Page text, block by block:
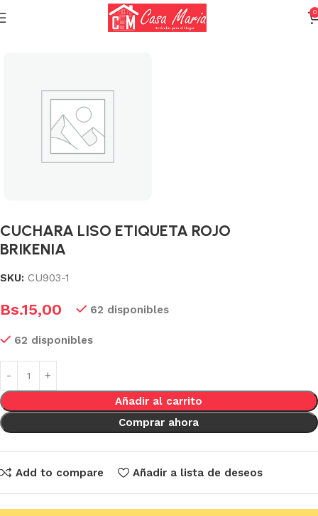
0
Varios (Menaje)
CUCHARA LISO ETIQUETA ROJO
BRIKENIA
SKU: CU903-1
Bs.15,00 62 disponibles
62 disponibles
Añadir al carrito
Comprar ahora
Add to compare Añadir a lista de deseos